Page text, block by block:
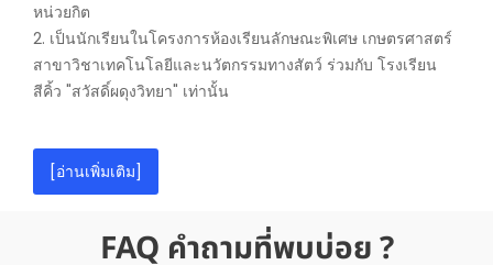
หน่วยกิต
2. เป็นนักเรียนในโครงการห้องเรียนลักษณะพิเศษ เกษตรศาสตร์
สาขาวิชาเทคโนโลยีและนวัตกรรมทางสัตว์ ร่วมกับ โรงเรียน
สีคิ้ว "สวัสดิ์ผดุงวิทยา" เท่านั้น
[อ่านเพิ่มเติม]
FAQ คำถามที่พบบ่อย ?